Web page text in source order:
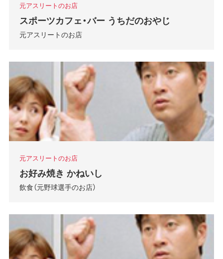
元アスリートのお店
スポーツカフェ・バー うちだのおやじ
元アスリートのお店
元アスリートのお店
お好み焼き かねいし
飲食（元野球選手のお店）